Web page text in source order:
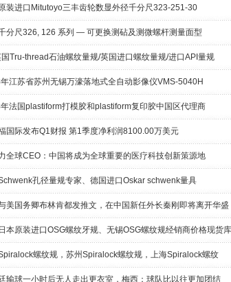
装进口Mitutoyo三丰齿轮数显外径千分尺323-251-30
分尺326, 126 系列 — 可更换测砧及测微螺杆测量面型
国Tru-thread石油螺纹量规/英国进口螺纹量规/进口API量规
江苏省苏州无锡万濠落地式全自动影像仪VMS-5040H
法国plastiform打模胶和plastiform复印胶中国区代理商
国际发布Q1财报 第1季度净利润8100.00万美元
全球CEO：中国将成为全球重要的医疗科技创新策源地
孔径量规专家、德国进口Oskar schwenk量具
美国务卿布林肯都发推文，在中国新任外长秦刚即将离开华盛
本原装进口OSG螺纹牙规、无锡OSG螺纹规经销商价格现货
螺纹规，苏州Spiralock螺纹规，上海Spiralock螺纹
输球一小时后无人走出更衣室，梅西：球队比以往更加团结